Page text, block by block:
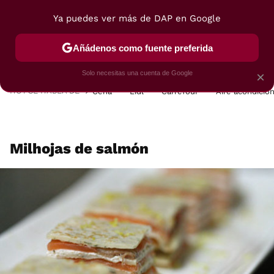
POSTRES VIAJES SELECCIÓN VEGUI
HOY SE HABLA DE Cena Lidl Carrefour Aire
Milhojas de salmón
×
Ya puedes ver más de DAP en Google
Añádenos como fuente preferida
Solo necesitas una cuenta de Google